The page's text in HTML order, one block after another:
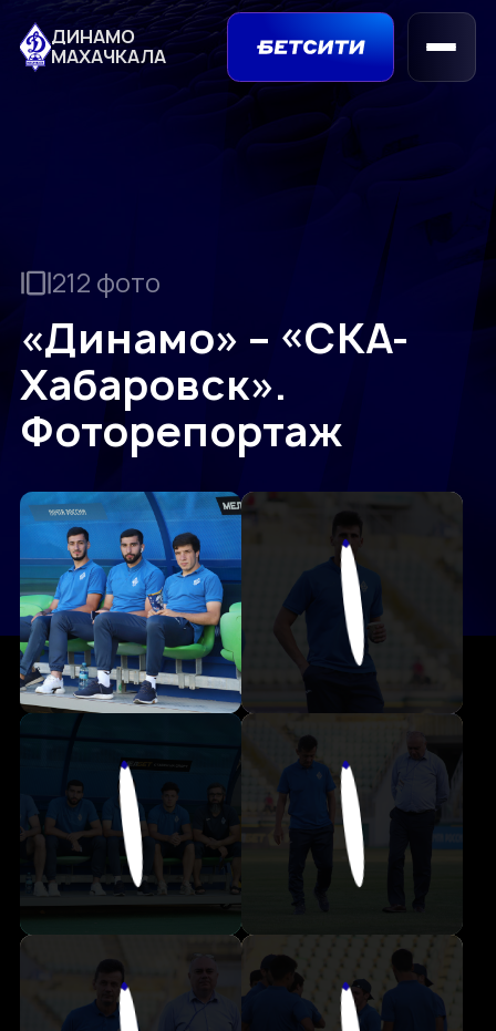
ДИНАМО
МАХАЧКАЛА
212 фото
«Динамо» – «СКА-
Хабаровск».
Фоторепортаж